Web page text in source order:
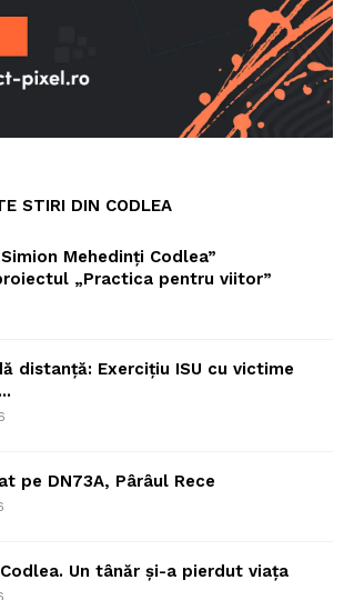
STIRI DIN CODLEA
Mehedinți Codlea”
„Practica pentru viitor”
distanță: Exercițiu ISU cu victime
pe DN73A, Pârâul Rece
Un tânăr și-a pierdut viața